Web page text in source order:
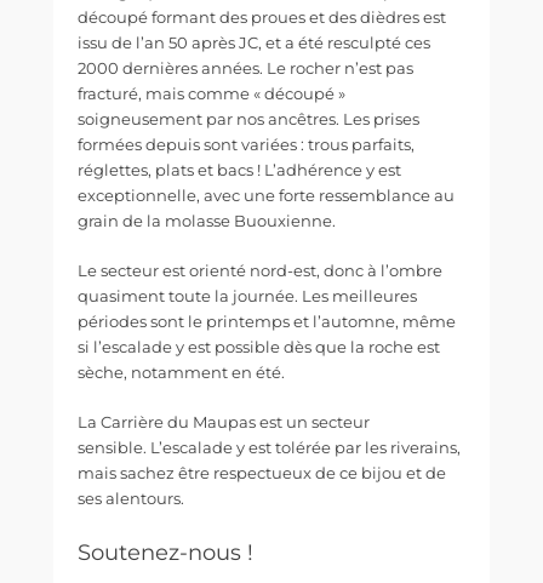
découpé formant des proues et des dièdres est
issu de l’an 50 après JC, et a été resculpté ces
2000 dernières années. Le rocher n’est pas
fracturé, mais comme « découpé »
soigneusement par nos ancêtres. Les prises
formées depuis sont variées : trous parfaits,
réglettes, plats et bacs ! L’adhérence y est
exceptionnelle, avec une forte ressemblance au
grain de la molasse Buouxienne.
Le secteur est orienté nord-est, donc à l’ombre
quasiment toute la journée. Les meilleures
périodes sont le printemps et l’automne, même
si l’escalade y est possible dès que la roche est
sèche, notamment en été.
La Carrière du Maupas est un secteur
sensible. L’escalade y est tolérée par les riverains,
mais sachez être respectueux de ce bijou et de
ses alentours.
Soutenez-nous !